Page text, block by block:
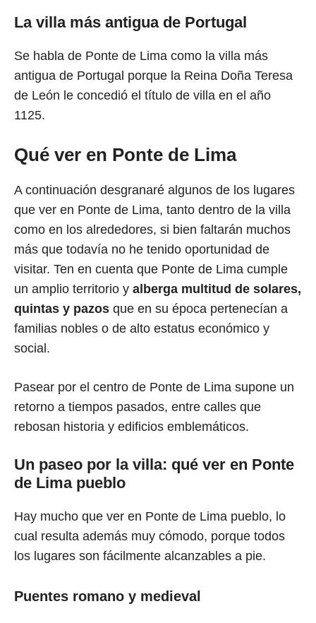
La villa más antigua de Portugal
Se habla de Ponte de Lima como la villa más
antigua de Portugal porque la Reina Doña Teresa
de León le concedió el título de villa en el año
1125.
Qué ver en Ponte de Lima
A continuación desgranaré algunos de los lugares
que ver en Ponte de Lima, tanto dentro de la villa
como en los alrededores, si bien faltarán muchos
más que todavía no he tenido oportunidad de
visitar. Ten en cuenta que Ponte de Lima cumple
un amplio territorio y alberga multitud de solares,
quintas y pazos que en su época pertenecían a
familias nobles o de alto estatus económico y
social.
Pasear por el centro de Ponte de Lima supone un
retorno a tiempos pasados, entre calles que
rebosan historia y edificios emblemáticos.
Un paseo por la villa: qué ver en Ponte
de Lima pueblo
Hay mucho que ver en Ponte de Lima pueblo, lo
cual resulta además muy cómodo, porque todos
los lugares son fácilmente alcanzables a pie.
Puentes romano y medieval